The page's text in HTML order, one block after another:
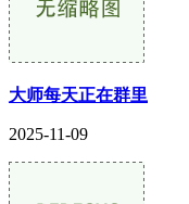
大师每天正在群里
2025-11-09